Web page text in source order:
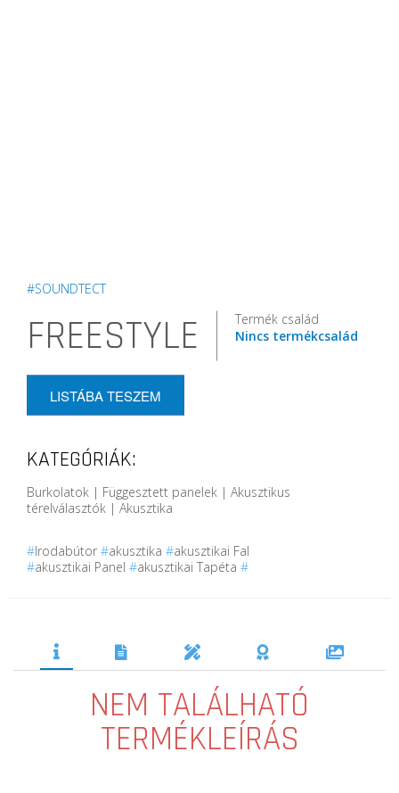
#SOUNDTECT
FREESTYLE
Termék család
Nincs termékcsalád
LISTÁBA TESZEM
KATEGÓRIÁK:
Burkolatok | Függesztett panelek | Akusztikus
térelválasztók | Akusztika
#Irodabútor #akusztika #akusztikai Fal
#akusztikai Panel #akusztikai Tapéta #
NEM TALÁLHATÓ
TERMÉKLEÍRÁS